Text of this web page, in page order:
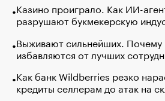
Казино проиграло. Как ИИ-
разрушают букмекерскую
Выживают сильнейших. Почему
избавляются от лучших
Как банк Wildberries резко
кредиты селлерам до атак на